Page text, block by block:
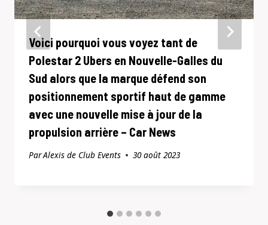
Voici pourquoi vous voyez tant de
Polestar 2 Ubers en Nouvelle-Galles du
Sud alors que la marque défend son
positionnement sportif haut de gamme
avec une nouvelle mise à jour de la
propulsion arrière – Car News
ParAlexis de Club Events 30 août 2023